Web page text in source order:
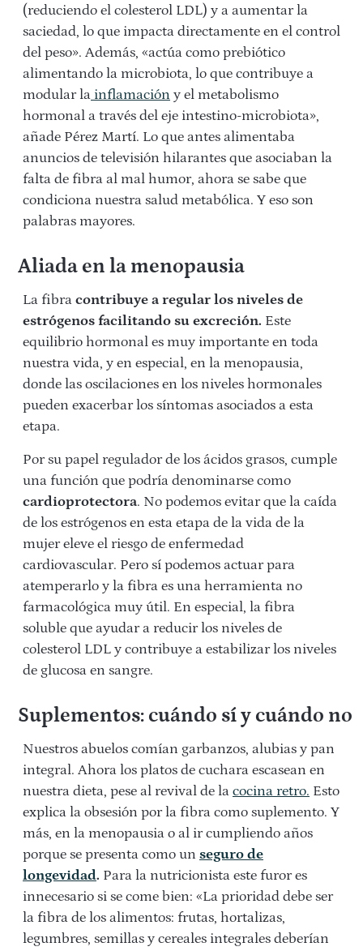
(reduciendo el colesterol LDL) y a aumentar la
saciedad, lo que impacta directamente en el control
del peso». Además, «actúa como prebiótico
alimentando la microbiota, lo que contribuye a
modular la inflamación y el metabolismo
hormonal a través del eje intestino-microbiota»,
añade Pérez Martí. Lo que antes alimentaba
anuncios de televisión hilarantes que asociaban la
falta de fibra al mal humor, ahora se sabe que
condiciona nuestra salud metabólica. Y eso son
palabras mayores.
Aliada en la menopausia
La fibra contribuye a regular los niveles de
estrógenos facilitando su excreción. Este
equilibrio hormonal es muy importante en toda
nuestra vida, y en especial, en la menopausia,
donde las oscilaciones en los niveles hormonales
pueden exacerbar los síntomas asociados a esta
etapa.
Por su papel regulador de los ácidos grasos, cumple
una función que podría denominarse como
cardioprotectora. No podemos evitar que la caída
de los estrógenos en esta etapa de la vida de la
mujer eleve el riesgo de enfermedad
cardiovascular. Pero sí podemos actuar para
atemperarlo y la fibra es una herramienta no
farmacológica muy útil. En especial, la fibra
soluble que ayudar a reducir los niveles de
colesterol LDL y contribuye a estabilizar los niveles
de glucosa en sangre.
Suplementos: cuándo sí y cuándo no
Nuestros abuelos comían garbanzos, alubias y pan
integral. Ahora los platos de cuchara escasean en
nuestra dieta, pese al revival de la cocina retro. Esto
explica la obsesión por la fibra como suplemento. Y
más, en la menopausia o al ir cumpliendo años
porque se presenta como un seguro de
longevidad. Para la nutricionista este furor es
innecesario si se come bien: «La prioridad debe ser
la fibra de los alimentos: frutas, hortalizas,
legumbres, semillas y cereales integrales deberían